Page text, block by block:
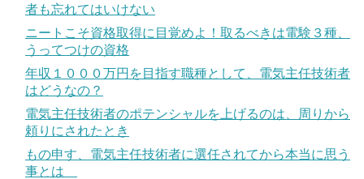
者も忘れてはいけない
ニートこそ資格取得に目覚めよ！取るべきは電験３種、
うってつけの資格
年収１０００万円を目指す職種として、電気主任技術者
はどうなの？
電気主任技術者のポテンシャルを上げるのは、周りから
頼りにされたとき
もの申す、電気主任技術者に選任されてから本当に思う
事とは